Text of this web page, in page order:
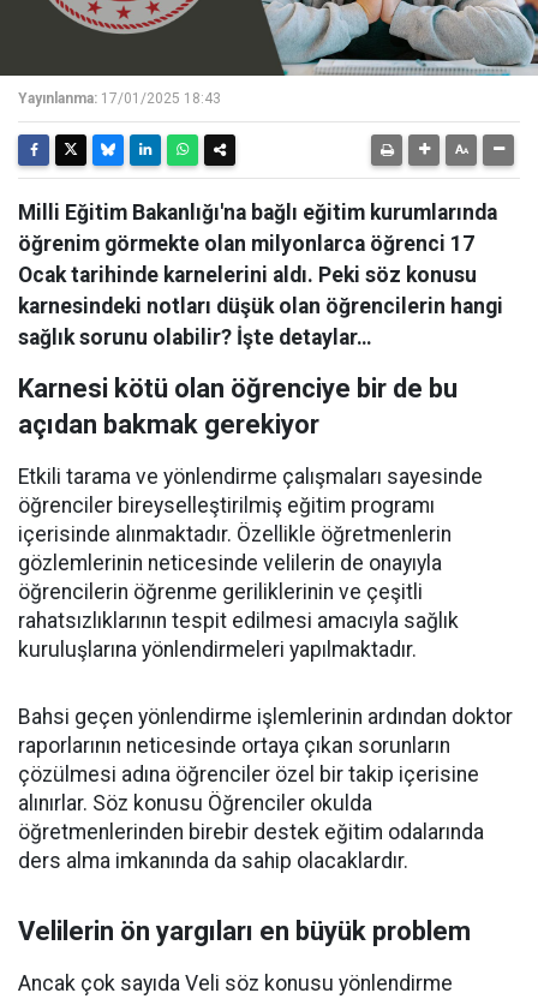
Yayınlanma: 17/01/2025 18:43
Milli Eğitim Bakanlığı'na bağlı eğitim kurumlarında
öğrenim görmekte olan milyonlarca öğrenci 17
Ocak tarihinde karnelerini aldı. Peki söz konusu
karnesindeki notları düşük olan öğrencilerin hangi
sağlık sorunu olabilir? İşte detaylar…
Karnesi kötü olan öğrenciye bir de bu
açıdan bakmak gerekiyor
Etkili tarama ve yönlendirme çalışmaları sayesinde
öğrenciler bireyselleştirilmiş eğitim programı
içerisinde alınmaktadır. Özellikle öğretmenlerin
gözlemlerinin neticesinde velilerin de onayıyla
öğrencilerin öğrenme geriliklerinin ve çeşitli
rahatsızlıklarının tespit edilmesi amacıyla sağlık
kuruluşlarına yönlendirmeleri yapılmaktadır.
Bahsi geçen yönlendirme işlemlerinin ardından doktor
raporlarının neticesinde ortaya çıkan sorunların
çözülmesi adına öğrenciler özel bir takip içerisine
alınırlar. Söz konusu Öğrenciler okulda
öğretmenlerinden birebir destek eğitim odalarında
ders alma imkanında da sahip olacaklardır.
Velilerin ön yargıları en büyük problem
Ancak çok sayıda Veli söz konusu yönlendirme